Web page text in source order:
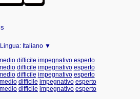
Lingua: Italiano ▼
difficile impegnativo esperto
difficile impegnativo esperto
difficile impegnativo esperto
difficile impegnativo esperto
difficile impegnativo esperto